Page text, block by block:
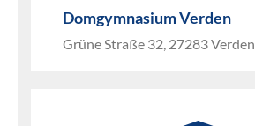
Domgymnasium Verden
Grüne Straße 32, 27283 Verden